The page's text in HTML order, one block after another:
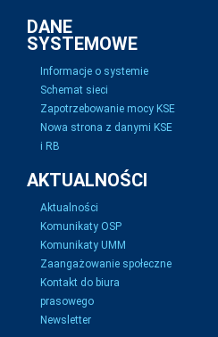
DANE
SYSTEMOWE
Informacje o systemie
Schemat sieci
Zapotrzebowanie mocy KSE
Nowa strona z danymi KSE
i RB
AKTUALNOŚCI
Aktualności
Komunikaty OSP
Komunikaty UMM
Zaangażowanie społeczne
Kontakt do biura
prasowego
Newsletter